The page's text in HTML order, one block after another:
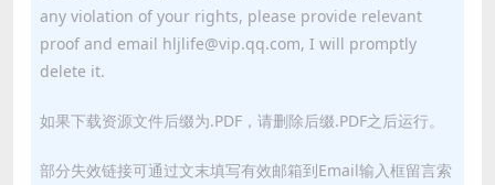
any violation of your rights, please provide relevant
proof and email hljlife@vip.qq.com, I will promptly
delete it.
如果下载资源文件后缀为.PDF，请删除后缀.PDF之后运行。
部分失效链接可通过文末填写有效邮箱到Email输入框留言索